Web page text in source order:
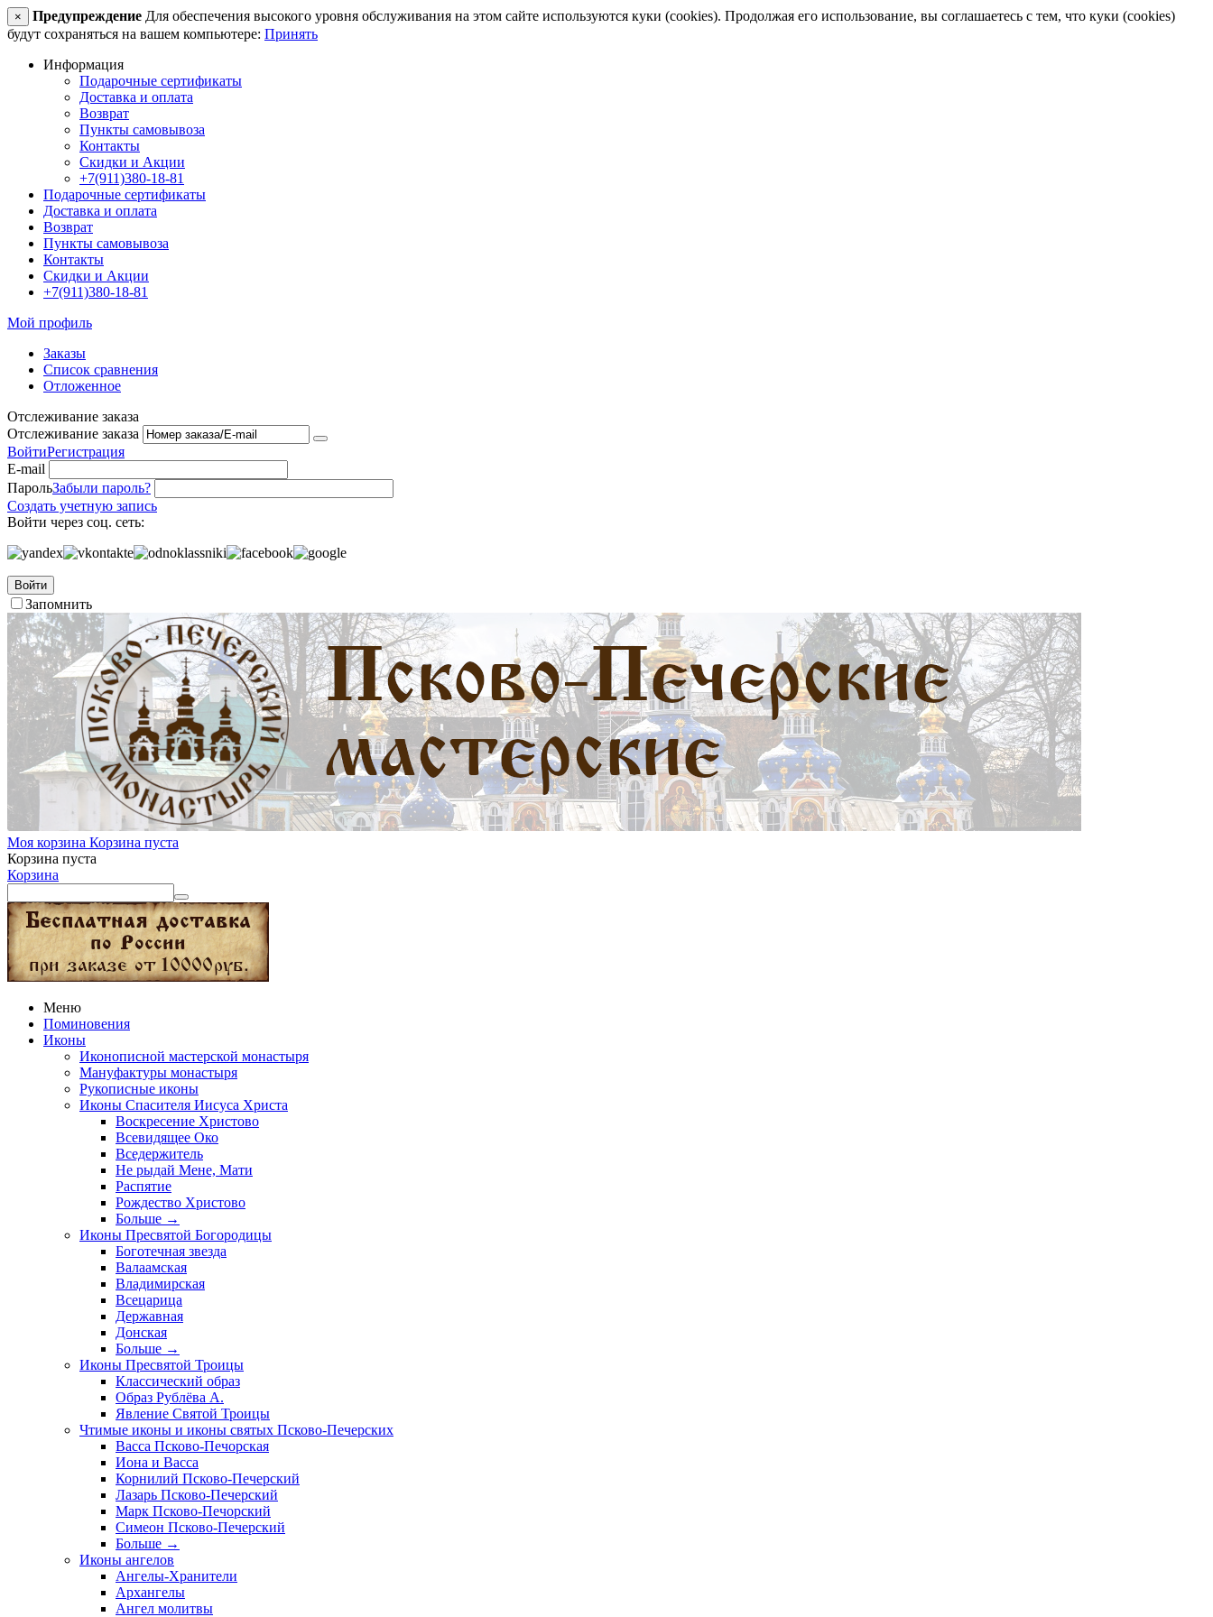
× Предупреждение Для обеспечения высокого уровня обслуживания на этом сайте используются куки (cookies). Продолжая его использование, вы соглашаетесь с тем, что куки (cookies)
будут сохраняться на вашем компьютере: Принять
Информация
Подарочные сертификаты
Доставка и оплата
Возврат
Пункты самовывоза
Контакты
Скидки и Акции
+7(911)380-18-81
Подарочные сертификаты
Доставка и оплата
Возврат
Пункты самовывоза
Контакты
Скидки и Акции
+7(911)380-18-81
Мой профиль
Заказы
Список сравнения
Отложенное
Отслеживание заказа
Отслеживание заказа
ВойтиРегистрация
E-mail
ПарольЗабыли пароль?
Создать учетную запись
Войти через соц. сеть:
Войти
Запомнить
Моя корзина Корзина пуста
Корзина пуста
Корзина
Меню
Поминовения
Иконы
Иконописной мастерской монастыря
Мануфактуры монастыря
Рукописные иконы
Иконы Спасителя Иисуса Христа
Воскресение Христово
Всевидящее Око
Вседержитель
Не рыдай Мене, Мати
Распятие
Рождество Христово
Больше →
Иконы Пресвятой Богородицы
Боготечная звезда
Валаамская
Владимирская
Всецарица
Державная
Донская
Больше →
Иконы Пресвятой Троицы
Классический образ
Образ Рублёва А.
Явление Святой Троицы
Чтимые иконы и иконы святых Псково-Печерских
Васса Псково-Печорская
Иона и Васса
Корнилий Псково-Печерский
Лазарь Псково-Печерский
Марк Псково-Печорский
Симеон Псково-Печерский
Больше →
Иконы ангелов
Ангелы-Хранители
Архангелы
Ангел молитвы